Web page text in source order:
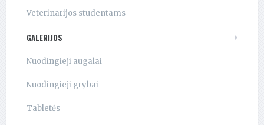
Veterinarijos studentams
GALERIJOS
Nuodingieji augalai
Nuodingieji grybai
Tabletės